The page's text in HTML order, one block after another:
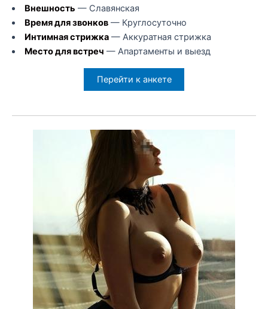
Внешность — Славянская
Время для звонков— Круглосуточно
Интимная стрижка— Аккуратная стрижка
Место для встреч — Апартаменты и выезд
Перейти к анкете